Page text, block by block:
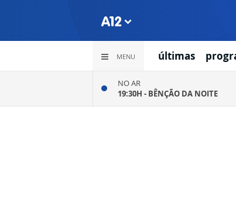
MENU últimas
NO AR
19:30H - BÊNÇÃO DA NOITE